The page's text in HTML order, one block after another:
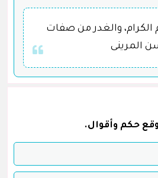
الكرام، والغدر من صفات
المرينى
حكم وأقوال.